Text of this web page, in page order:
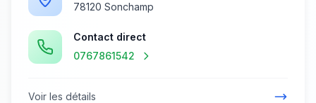
78120 Sonchamp
Contact direct
0767861542
Voir les détails